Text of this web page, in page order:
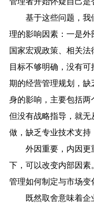
基于这些问题，我
理的影响因素：一是外
国家宏观政策、相关
目标不够明确，没有
期的经营管理规划，
身的影响，主要包括两
但没有战略指导，就
做，缺乏专业技术支持
外因重要，内因更
下，可以改变内部因
管理如何制定与市场变
既然取舍意味着企